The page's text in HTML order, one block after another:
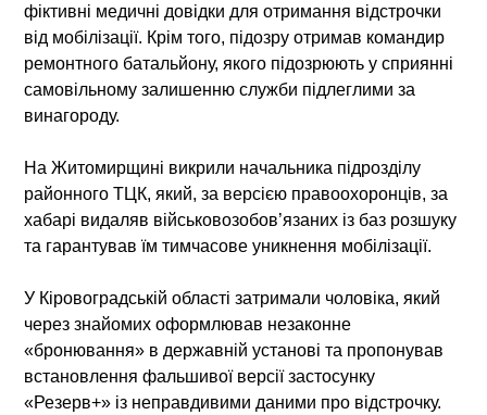
фіктивні медичні довідки для отримання відстрочки
від мобілізації. Крім того, підозру отримав командир
ремонтного батальйону, якого підозрюють у сприянні
самовільному залишенню служби підлеглими за
винагороду.
На Житомирщині викрили начальника підрозділу
районного ТЦК, який, за версією правоохоронців, за
хабарі видаляв військовозобов’язаних із баз розшуку
та гарантував їм тимчасове уникнення мобілізації.
У Кіровоградській області затримали чоловіка, який
через знайомих оформлював незаконне
«бронювання» в державній установі та пропонував
встановлення фальшивої версії застосунку
«Резерв+» із неправдивими даними про відстрочку.